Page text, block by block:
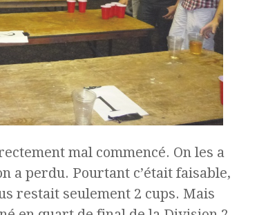
mal commencé. On les a
a perdu. Pourtant c’était faisable,
restait seulement 2 cups. Mais